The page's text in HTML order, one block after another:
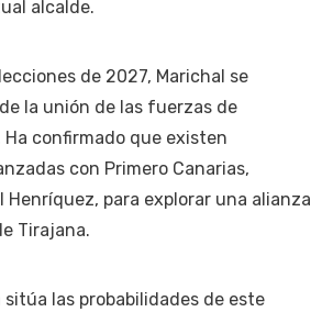
alcalde.
de 2027, Marichal se
la unión de las fuerzas de
confirmado que existen
con Primero Canarias,
Henríquez, para explorar una alianza
Tirajana.
las probabilidades de este